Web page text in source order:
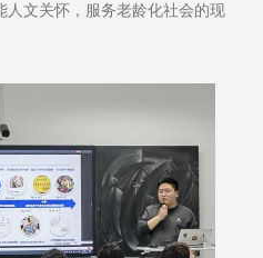
人文关怀，服务老龄化社会的现